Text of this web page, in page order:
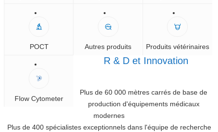
POCT Autres produits Produits vétérinaires
Flow Cytometer
R & D et Innovation
Plus de 60 000 mètres carrés de base de
production d'équipements médicaux
modernes
Plus de 400 spécialistes exceptionnels dans l'équipe de recherche